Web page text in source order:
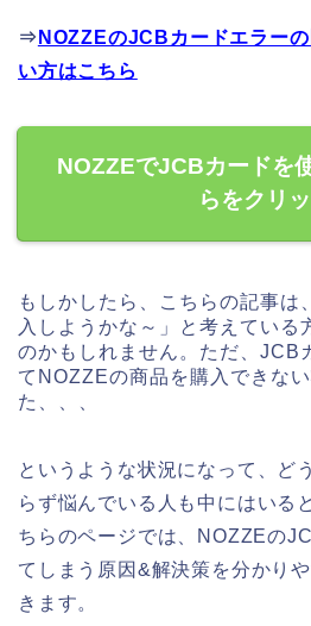
⇒ NOZZEのJCBカードエラー
い方はこちら
NOZZEでJCBカードを
らをクリ
もしかしたら、こちらの記事は
入しようかな～」と考えている
のかもしれません。ただ、JCB
てNOZZEの商品を購入できな
た、、、
というような状況になって、ど
らず悩んでいる人も中にはいる
ちらのページでは、NOZZEの
てしまう原因&解決策を分かり
きます。